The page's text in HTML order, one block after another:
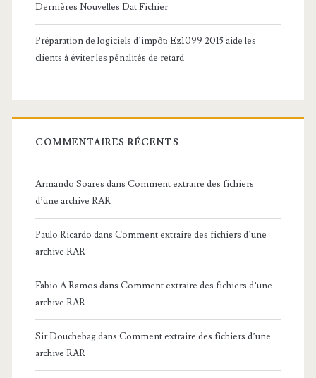
Dernières Nouvelles Dat Fichier
Préparation de logiciels d’impôt: Ez1099 2015 aide les
clients à éviter les pénalités de retard
COMMENTAIRES RÉCENTS
Armando Soares dans Comment extraire des fichiers
d’une archive RAR
Paulo Ricardo dans Comment extraire des fichiers d’une
archive RAR
Fabio A Ramos dans Comment extraire des fichiers d’une
archive RAR
Sir Douchebagdans Comment extraire des fichiers d’une
archive RAR